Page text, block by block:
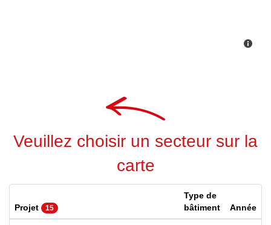
Veuillez choisir un secteur sur la
carte
Projet 15
Type de
bâtiment
Année